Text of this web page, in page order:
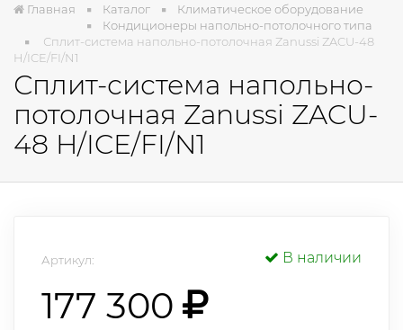
Главная Каталог
Климатическое оборудование
Кондиционеры напольно-потолочного типа
Сплит-система напольно-потолочная Zanussi ZACU-48
H/ICE/FI/N1
Сплит-система напольно-
потолочная Zanussi ZACU-
48 H/ICE/FI/N1
Артикул: В наличии
177 300